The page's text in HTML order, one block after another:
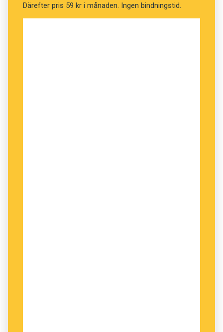
Därefter pris 59 kr i månaden. Ingen bindningstid.